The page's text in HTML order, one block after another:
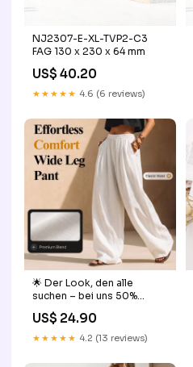
NJ2307-E-XL-TVP2-C3
FAG 130 x 230 x 64 mm
US$ 40.20
★★★★★ 4.6 (6 reviews)
🌟 Der Look, den alle
suchen – bei uns 50%
Damenhose mit lockerer
Passform und weitem Bein
US$ 24.90
★★★★★ 4.2 (13 reviews)